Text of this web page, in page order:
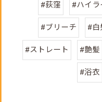
#荻窪 #ハイラ
#ブリーチ #白
#ストレート #艶髪
#浴衣